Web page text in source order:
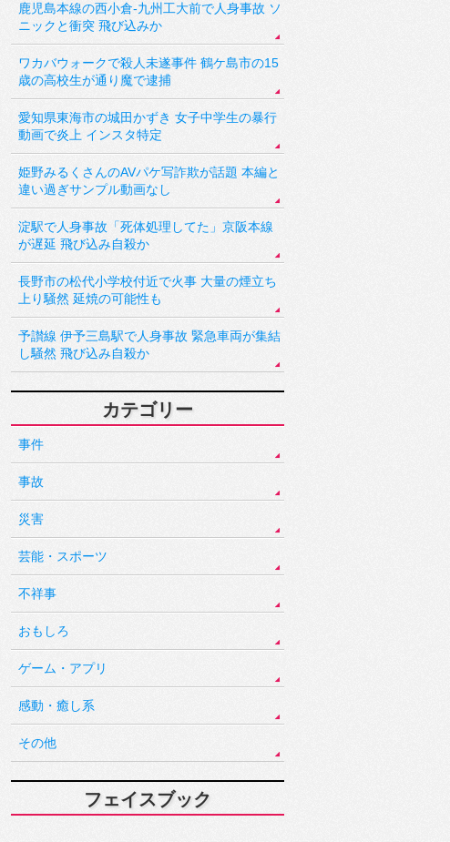
鹿児島本線の西小倉-九州工大前で人身事故 ソ
ニックと衝突 飛び込みか
ワカバウォークで殺人未遂事件 鶴ケ島市の15
歳の高校生が通り魔で逮捕
愛知県東海市の城田かずき 女子中学生の暴行
動画で炎上 インスタ特定
姫野みるくさんのAVパケ写詐欺が話題 本編と
違い過ぎサンプル動画なし
淀駅で人身事故「死体処理してた」京阪本線
が遅延 飛び込み自殺か
長野市の松代小学校付近で火事 大量の煙立ち
上り騒然 延焼の可能性も
予讃線 伊予三島駅で人身事故 緊急車両が集結
し騒然 飛び込み自殺か
カテゴリー
事件
事故
災害
芸能・スポーツ
不祥事
おもしろ
ゲーム・アプリ
感動・癒し系
その他
フェイスブック